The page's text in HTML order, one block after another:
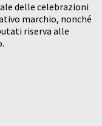
delle celebrazioni
marchio, nonché
riserva alle